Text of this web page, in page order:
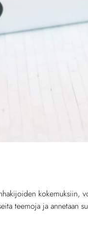
kokemuksiin,
teemoja ja annetaan